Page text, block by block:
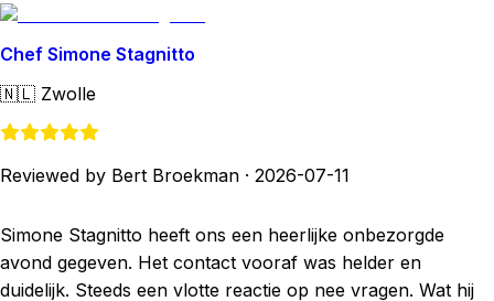
Chef Simone Stagnitto
🇳🇱 Zwolle
Reviewed by Bert Broekman · 2026-07-11
Simone Stagnitto heeft ons een heerlijke onbezorgde
avond gegeven. Het contact vooraf was helder en
duidelijk. Steeds een vlotte reactie op nee vragen. Wat hij